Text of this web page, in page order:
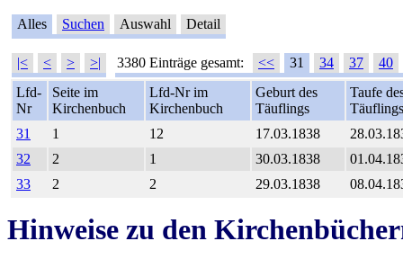
Alles Suchen Auswahl Detail
|< < > >| 3380 Einträge gesamt: << 31 34 37
40
Lfd-
Nr
Seite im
Kirchenbuch
Lfd-Nr im
Kirchenbuch
Geburt des
Täuflings
Taufe
Täuflings
31
1 12 17.03.1838
32
2 1 30.03.1838
33
2 2 29.03.1838
Hinweise zu den